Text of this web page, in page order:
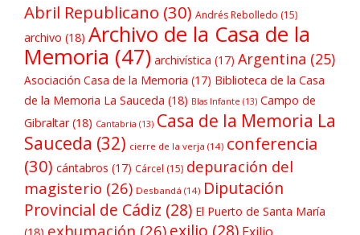
Abril Republicano (30) Andrés Rebolledo (15)
archivo (18) Archivo de la Casa de la
Memoria (47) archivística (17) Argentina (25)
Asociación Casa de la Memoria (17) Biblioteca de la Casa
de la Memoria La Sauceda (18) Blas Infante (13) Campo de
Gibraltar(18) Cantabria (13) Casa de la Memoria La
Sauceda (32) cierre de la verja (14) conferencia
(30) cántabros (17) Cárcel (15) depuración del
magisterio (26) Desbandá (14) Diputación
Provincial de Cádiz (28) El Puerto de Santa María
exhumación (26)